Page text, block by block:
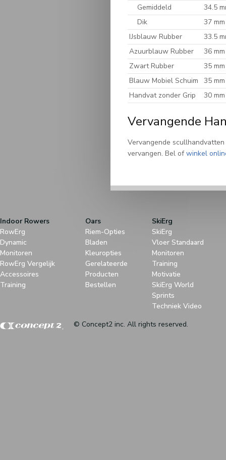
Gemiddeld
34.5
Dik
37 mm
IJsblauw Rubber
33.5
Azuurblauw Rubber
36 mm
Zwart Rubber
35 mm
Blauw Mobiel Schuim
35 mm
Handvat zonder Grip
30 mm
Vervangende
Vervangende
vervangen. Bel ofwinkel
Indoor Rowers
RowErg
Dynamic
Monitoren
RowErg Vergelijk
Accessoires
Training
Oars
Riem-Opties
Bladen
Kleuropties
Gerelateerde
Producten
Bestellen
SkiErg
SkiErg
Vloer Standaard
Monitoren
Training
Motivatie
SkiErg World
Sprints
Techniek Video
© Concept2 inc. All rights reserved.